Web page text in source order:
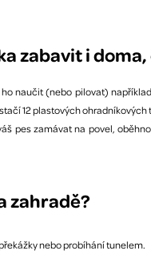
zabavit i
naučit (nebo pilovat)
12 plastových ohradníkových
pes zamávat na povel,
zahradě?
nebo probíhání tunelem.